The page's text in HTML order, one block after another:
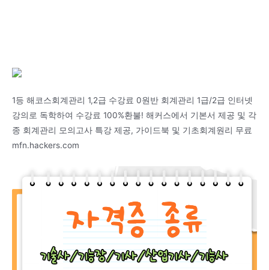
1등 해코스회계관리 1,2급 수강료 0원반 회계관리 1급/2급 인터넷
강의로 독학하여 수강료 100%환불! 해커스에서 기본서 제공 및 각
종 회계관리 모의고사 특강 제공, 가이드북 및 기초회계원리 무료
mfn.hackers.com